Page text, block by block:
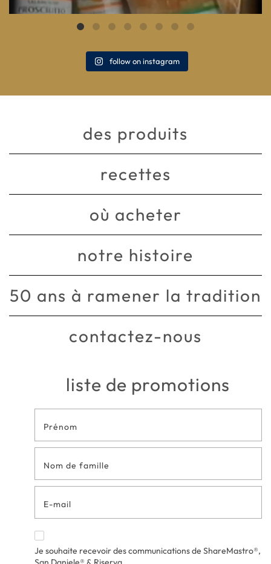
follow on instagram
des produits
recettes
où acheter
notre histoire
50 ans à ramener la tradition
contactez-nous
liste de promotions
Formulaire
de contact
en bas de
page
Je souhaite recevoir des communications de ShareMastro®,